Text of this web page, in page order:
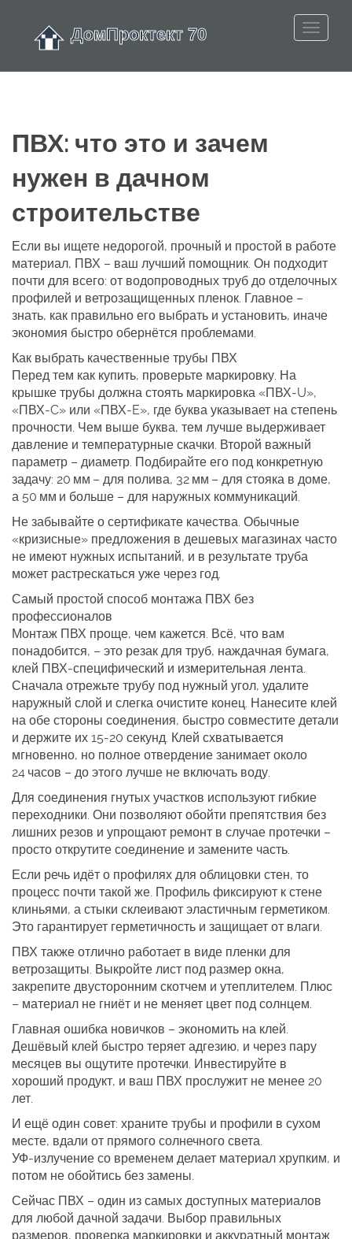
ПВХ: что это и зачем
нужен в дачном
строительстве
Если вы ищете недорогой, прочный и простой в работе
материал, ПВХ – ваш лучший помощник. Он подходит
почти для всего: от водопроводных труб до отделочных
профилей и ветрозащищенных пленок. Главное –
знать, как правильно его выбрать и установить, иначе
экономия быстро обернётся проблемами.
Как выбрать качественные трубы ПВХ
Перед тем как купить, проверьте маркировку. На
крышке трубы должна стоять маркировка «ПВХ‑U»,
«ПВХ‑C» или «ПВХ‑E», где буква указывает на степень
прочности. Чем выше буква, тем лучше выдерживает
давление и температурные скачки. Второй важный
параметр – диаметр. Подбирайте его под конкретную
задачу: 20 мм – для полива, 32 мм – для стояка в доме,
а 50 мм и больше – для наружных коммуникаций.
Не забывайте о сертификате качества. Обычные
«кризисные» предложения в дешевых магазинах часто
не имеют нужных испытаний, и в результате труба
может растрескаться уже через год.
Самый простой способ монтажа ПВХ без
профессионалов
Монтаж ПВХ проще, чем кажется. Всё, что вам
понадобится, – это резак для труб, наждачная бумага,
клей ПВХ‑специфический и измерительная лента.
Сначала отрежьте трубу под нужный угол, удалите
наружный слой и слегка очистите конец. Нанесите клей
на обе стороны соединения, быстро совместите детали
и держите их 15‑20 секунд. Клей схватывается
мгновенно, но полное отвердение занимает около
24 часов – до этого лучше не включать воду.
Для соединения гнутых участков используют гибкие
переходники. Они позволяют обойти препятствия без
лишних резов и упрощают ремонт в случае протечки –
просто открутите соединение и замените часть.
Если речь идёт о профилях для облицовки стен, то
процесс почти такой же. Профиль фиксируют к стене
клиньями, а стыки склеивают эластичным герметиком.
Это гарантирует герметичность и защищает от влаги.
ПВХ также отлично работает в виде пленки для
ветрозащиты. Выкройте лист под размер окна,
закрепите двусторонним скотчем и утеплителем. Плюс
– материал не гниёт и не меняет цвет под солнцем.
Главная ошибка новичков – экономить на клей.
Дешёвый клей быстро теряет адгезию, и через пару
месяцев вы ощутите протечки. Инвестируйте в
хороший продукт, и ваш ПВХ прослужит не менее 20
лет.
И ещё один совет: храните трубы и профили в сухом
месте, вдали от прямого солнечного света.
УФ‑излучение со временем делает материал хрупким, и
потом не обойтись без замены.
Сейчас ПВХ – один из самых доступных материалов
для любой дачной задачи. Выбор правильных
размеров, проверка маркировки и аккуратный монтаж